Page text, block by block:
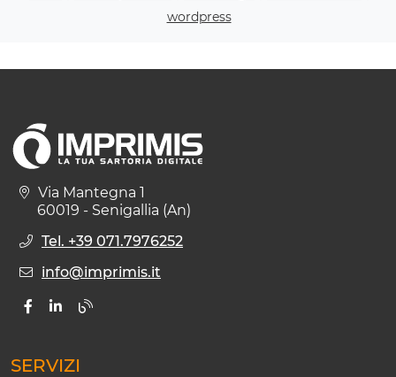
wordpress
Via Mantegna 1
60019 - Senigallia (An)
Tel. +39 071.7976252
info@imprimis.it
SERVIZI